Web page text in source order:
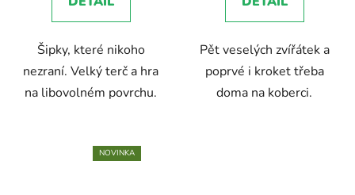
z
hvězdiček.
Šipky, které nikoho
nezraní. Velký terč a hra
na libovolném povrchu.
z
hvězdiček.
Pět veselých zvířátek a
poprvé i kroket třeba
doma na koberci.
NOVINKA